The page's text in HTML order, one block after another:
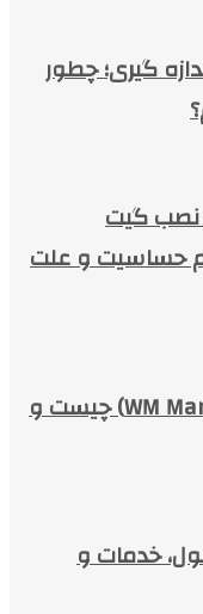
گیری؛ چطور
نصب گیت
حساسیت و علت
بروکر دبلیو ام مارکتس (WM Markets) چیست و
خدمات و